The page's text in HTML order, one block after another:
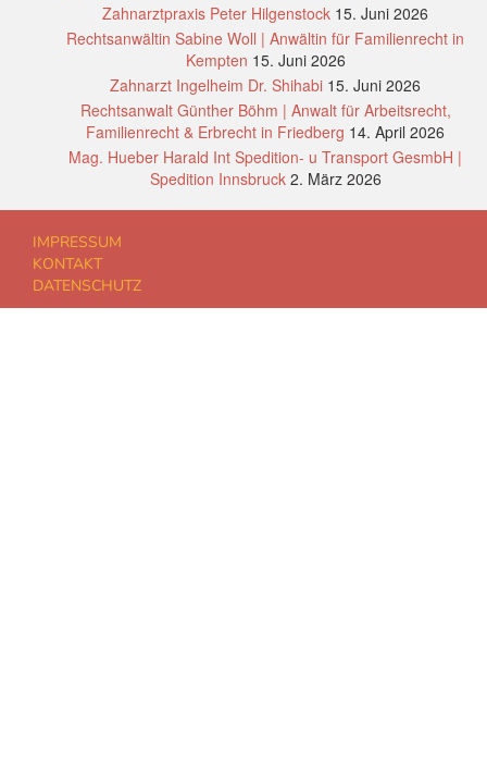
Zahnarztpraxis Peter Hilgenstock 15. Juni 2026
Rechtsanwältin Sabine Woll | Anwältin für Familienrecht in
Kempten 15. Juni 2026
Zahnarzt Ingelheim Dr. Shihabi 15. Juni 2026
Rechtsanwalt Günther Böhm | Anwalt für Arbeitsrecht,
Familienrecht & Erbrecht in Friedberg 14. April 2026
Mag. Hueber Harald Int Spedition- u Transport GesmbH |
Spedition Innsbruck 2. März 2026
IMPRESSUM
KONTAKT
DATENSCHUTZ